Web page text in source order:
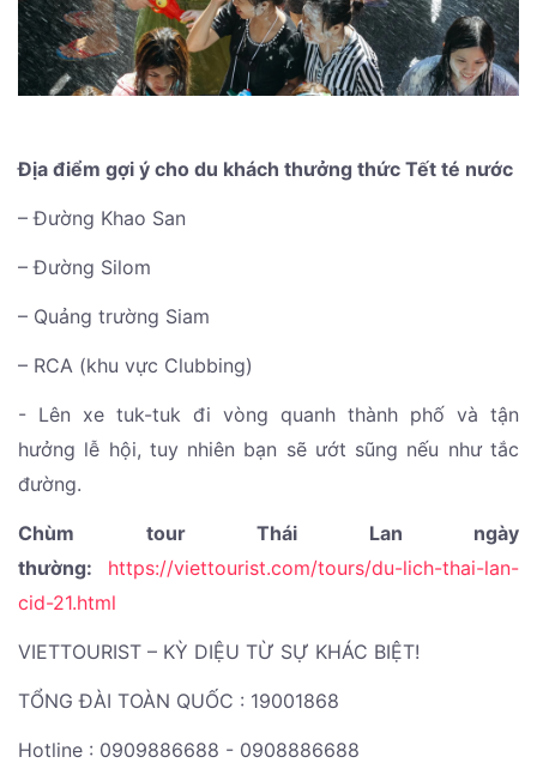
Địa điểm gợi ý cho du khách thưởng thức Tết té nước
– Đường Khao San
– Đường Silom
– Quảng trường Siam
– RCA (khu vực Clubbing)
- Lên xe tuk-tuk đi vòng quanh thành phố và tận
hưởng lễ hội, tuy nhiên bạn sẽ ướt sũng nếu như tắc
đường.
Chùm tour Thái Lan ngày
thường:
https://viettourist.com/tours/du-lich-thai-lan-
cid-21.html
VIETTOURIST – KỲ DIỆU TỪ SỰ KHÁC BIỆT!
TỔNG ĐÀI TOÀN QUỐC : 19001868
Hotline : 0909886688 - 0908886688